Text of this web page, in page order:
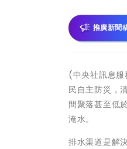
推廣新聞
(中央社訊息
民自主防災，
間聚落甚至低
淹水。
排水渠道是解